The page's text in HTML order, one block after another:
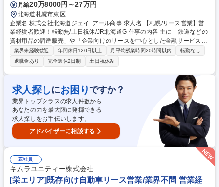
月給20万8000円～27万円
北海道札幌市東区
企業名 株式会社北海道ジェイ･アール商事 求人名 【札幌/リース営業】営
業経験者歓迎！転勤無/土日祝休/JR北海道G 仕事の内容 主に「鉄道などの
資材用品の調達販売」や「企業向けのリースを中心とした金融サービスの
提供」など"モノやカネ"の側面からJR北海道グループをサポートする役割
を担う当社にて金融部門の法人営業をお任せします。 【具体的な業務内
容】■道内一般企業や官公庁の他、JR北海道グループ会社向けのリース割
賦営業(顧客企業は札幌近郊が多く、一部は旭川近郊/既存取引先へのルー
ト営業をメイン(既存9割：新規1割)) ■与信審査 ■その他付帯業務 ■上記の
他、大手リース会社とのシンジケート案件（協調案件）のチャレンジが可
能 ※当面はリース割賦業務をお任せしますが、適性や希望に応じて不動産
ファンドへの投資をお任せする可能性も有り 募集職種 【札幌/リース営
業】営業経験者歓迎！転勤無/土日祝休/JR北海道G
業界未経験歓迎 年間休日120日以上 月平均残業時間20時間以内
転勤なし
退職金あり
完全週休2日制 土日祝休み
求人探しにお困り ですか？
業界トップクラスの求人件数から
あなたの力を最大限に発揮できる
求人探しをお手伝いします。
アドバイザーに相談する
正社員
キムラユニティー株式会社
[栄エリア]既存向け自動車リース営業/業界不問 営業経